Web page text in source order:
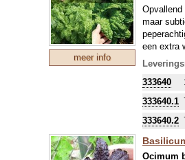
meer info
Opvallend
maar
een extra
333640
333640.1
333640.2
Ocimum